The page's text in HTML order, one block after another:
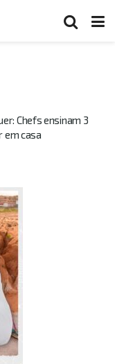
Chefs ensinam 3
em casa